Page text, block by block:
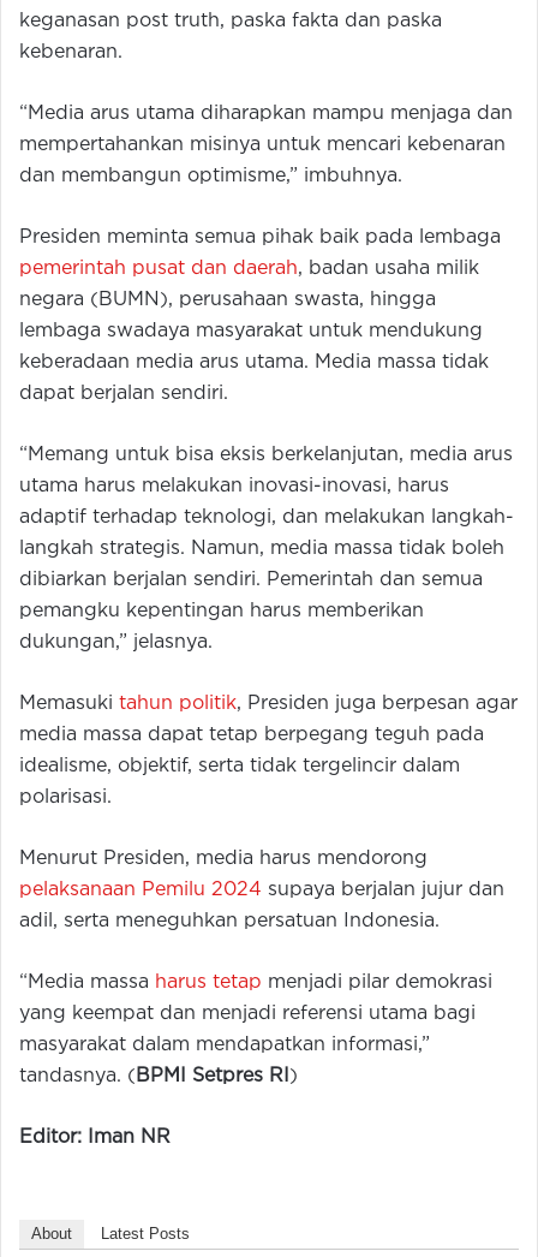
keganasan post truth, paska fakta dan paska
kebenaran.
“Media arus utama diharapkan mampu menjaga dan
mempertahankan misinya untuk mencari kebenaran
dan membangun optimisme,” imbuhnya.
Presiden meminta semua pihak baik pada lembaga
pemerintah pusat dan daerah, badan usaha milik
negara (BUMN), perusahaan swasta, hingga
lembaga swadaya masyarakat untuk mendukung
keberadaan media arus utama. Media massa tidak
dapat berjalan sendiri.
“Memang untuk bisa eksis berkelanjutan, media arus
utama harus melakukan inovasi-inovasi, harus
adaptif terhadap teknologi, dan melakukan langkah-
langkah strategis. Namun, media massa tidak boleh
dibiarkan berjalan sendiri. Pemerintah dan semua
pemangku kepentingan harus memberikan
dukungan,” jelasnya.
Memasuki tahun politik, Presiden juga berpesan agar
media massa dapat tetap berpegang teguh pada
idealisme, objektif, serta tidak tergelincir dalam
polarisasi.
Menurut Presiden, media harus mendorong
pelaksanaan Pemilu 2024 supaya berjalan jujur dan
adil, serta meneguhkan persatuan Indonesia.
“Media massa harus tetap menjadi pilar demokrasi
yang keempat dan menjadi referensi utama bagi
masyarakat dalam mendapatkan informasi,”
tandasnya. ( BPMI Setpres RI )
Editor: Iman NR
About Latest Posts